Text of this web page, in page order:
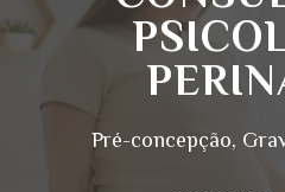
Pré-concepção,